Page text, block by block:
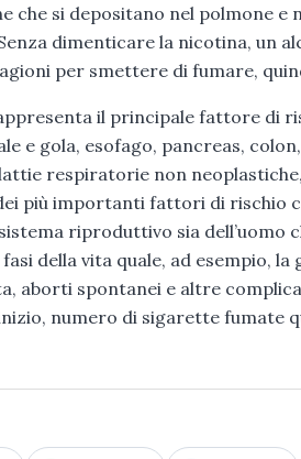
che si depositano nel polmone
dimenticare la nicotina, un
per smettere di fumare,
il principale fattore di
e gola, esofago, pancreas,
respiratorie non
più importanti fattori di rischio
riproduttivo sia dell’uomo
della vita quale, ad esempio,
aborti spontanei e altre
numero di sigarette fumate